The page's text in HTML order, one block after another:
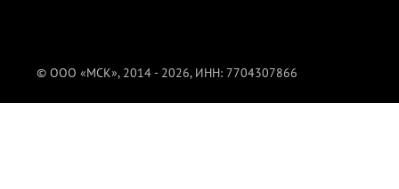
© ООО «МСК», 2014 - 2026, ИНН: 7704307866